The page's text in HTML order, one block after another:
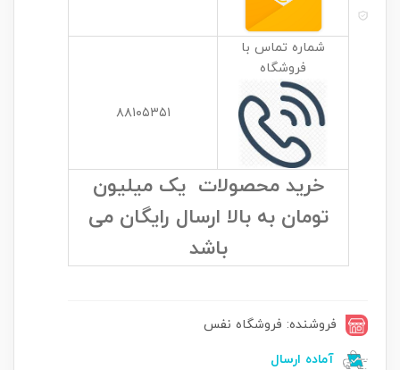
شماره تماس با
فروشگاه
۸۸۱۰۵۳۵۱
خرید محصولات یک میلیون
تومان به بالا ارسال رایگان می
باشد
فروشنده: فروشگاه نفس
آماده ارسال